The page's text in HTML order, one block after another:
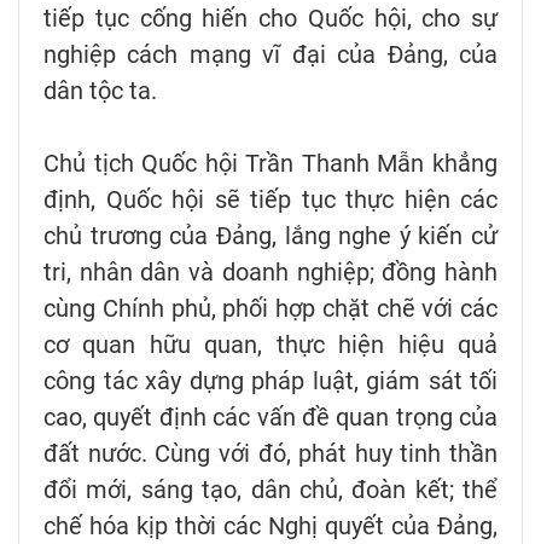
tiếp tục cống hiến cho Quốc hội, cho sự
nghiệp cách mạng vĩ đại của Đảng, của
dân tộc ta.
Chủ tịch Quốc hội Trần Thanh Mẫn khẳng
định, Quốc hội sẽ tiếp tục thực hiện các
chủ trương của Đảng, lắng nghe ý kiến cử
tri, nhân dân và doanh nghiệp; đồng hành
cùng Chính phủ, phối hợp chặt chẽ với các
cơ quan hữu quan, thực hiện hiệu quả
công tác xây dựng pháp luật, giám sát tối
cao, quyết định các vấn đề quan trọng của
đất nước. Cùng với đó, phát huy tinh thần
đổi mới, sáng tạo, dân chủ, đoàn kết; thể
chế hóa kịp thời các Nghị quyết của Đảng,